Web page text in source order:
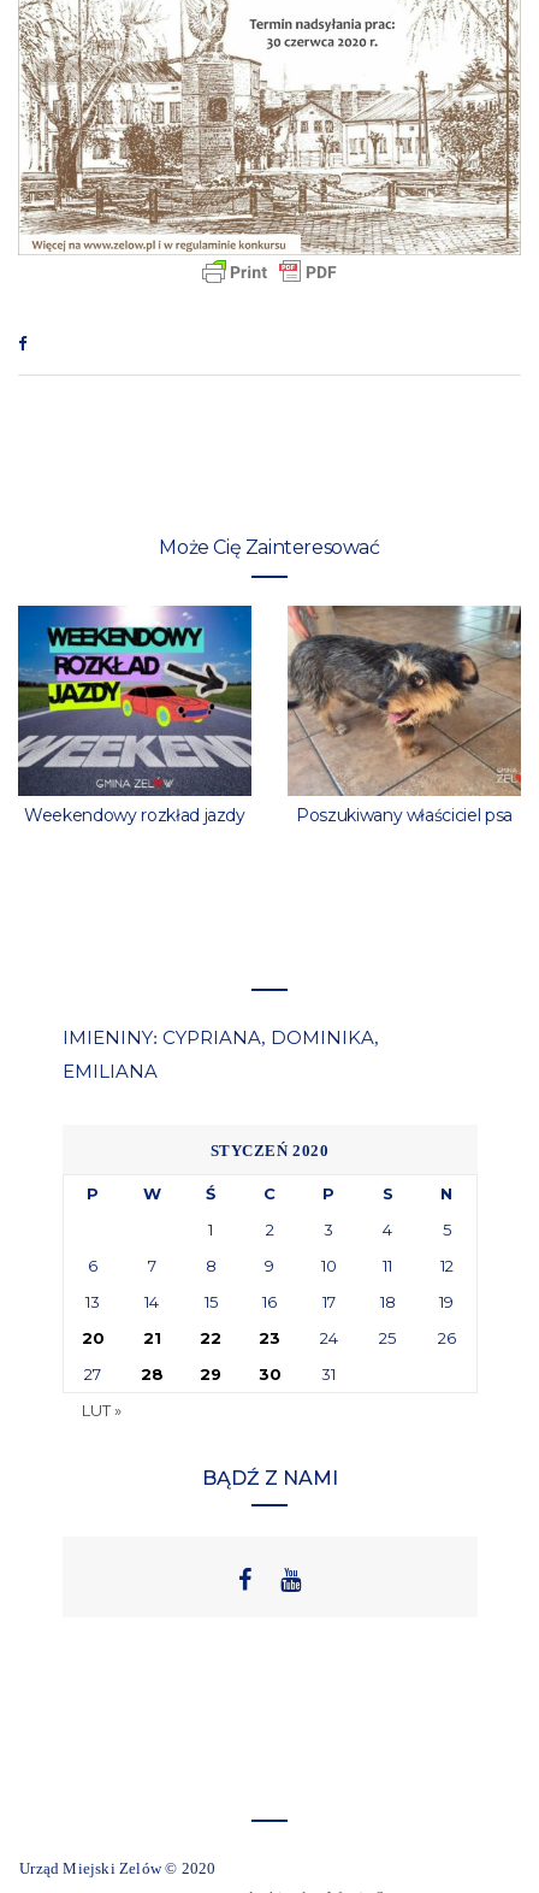
Może Cię Zainteresować
Weekendowy rozkład jazdy Poszukiwany właściciel psa
IMIENINY: CYPRIANA, DOMINIKA,
EMILIANA
STYCZEŃ 2020
P W Ś C P S
N
1
2 3 4
5
6
7 8 9 10 11
12
13
14 15 16 17 18
19
20
21 22 23 24 25
26
27
28 29 30
31
LUT »
BĄDŹ Z NAMI
Urząd Miejski Zelów © 2020